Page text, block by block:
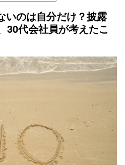
いのは自分だけ？披露
30代会社員が考えたこ